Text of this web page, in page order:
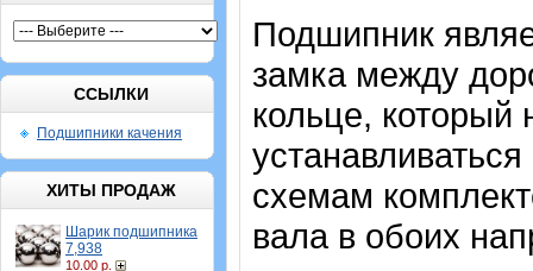
ССЫЛКИ
Подшипники качения
ХИТЫ ПРОДАЖ
Шарик подшипника
7,938
10.00 р.
Подшипник
замка между
кольце,
схемам
вала в обоих